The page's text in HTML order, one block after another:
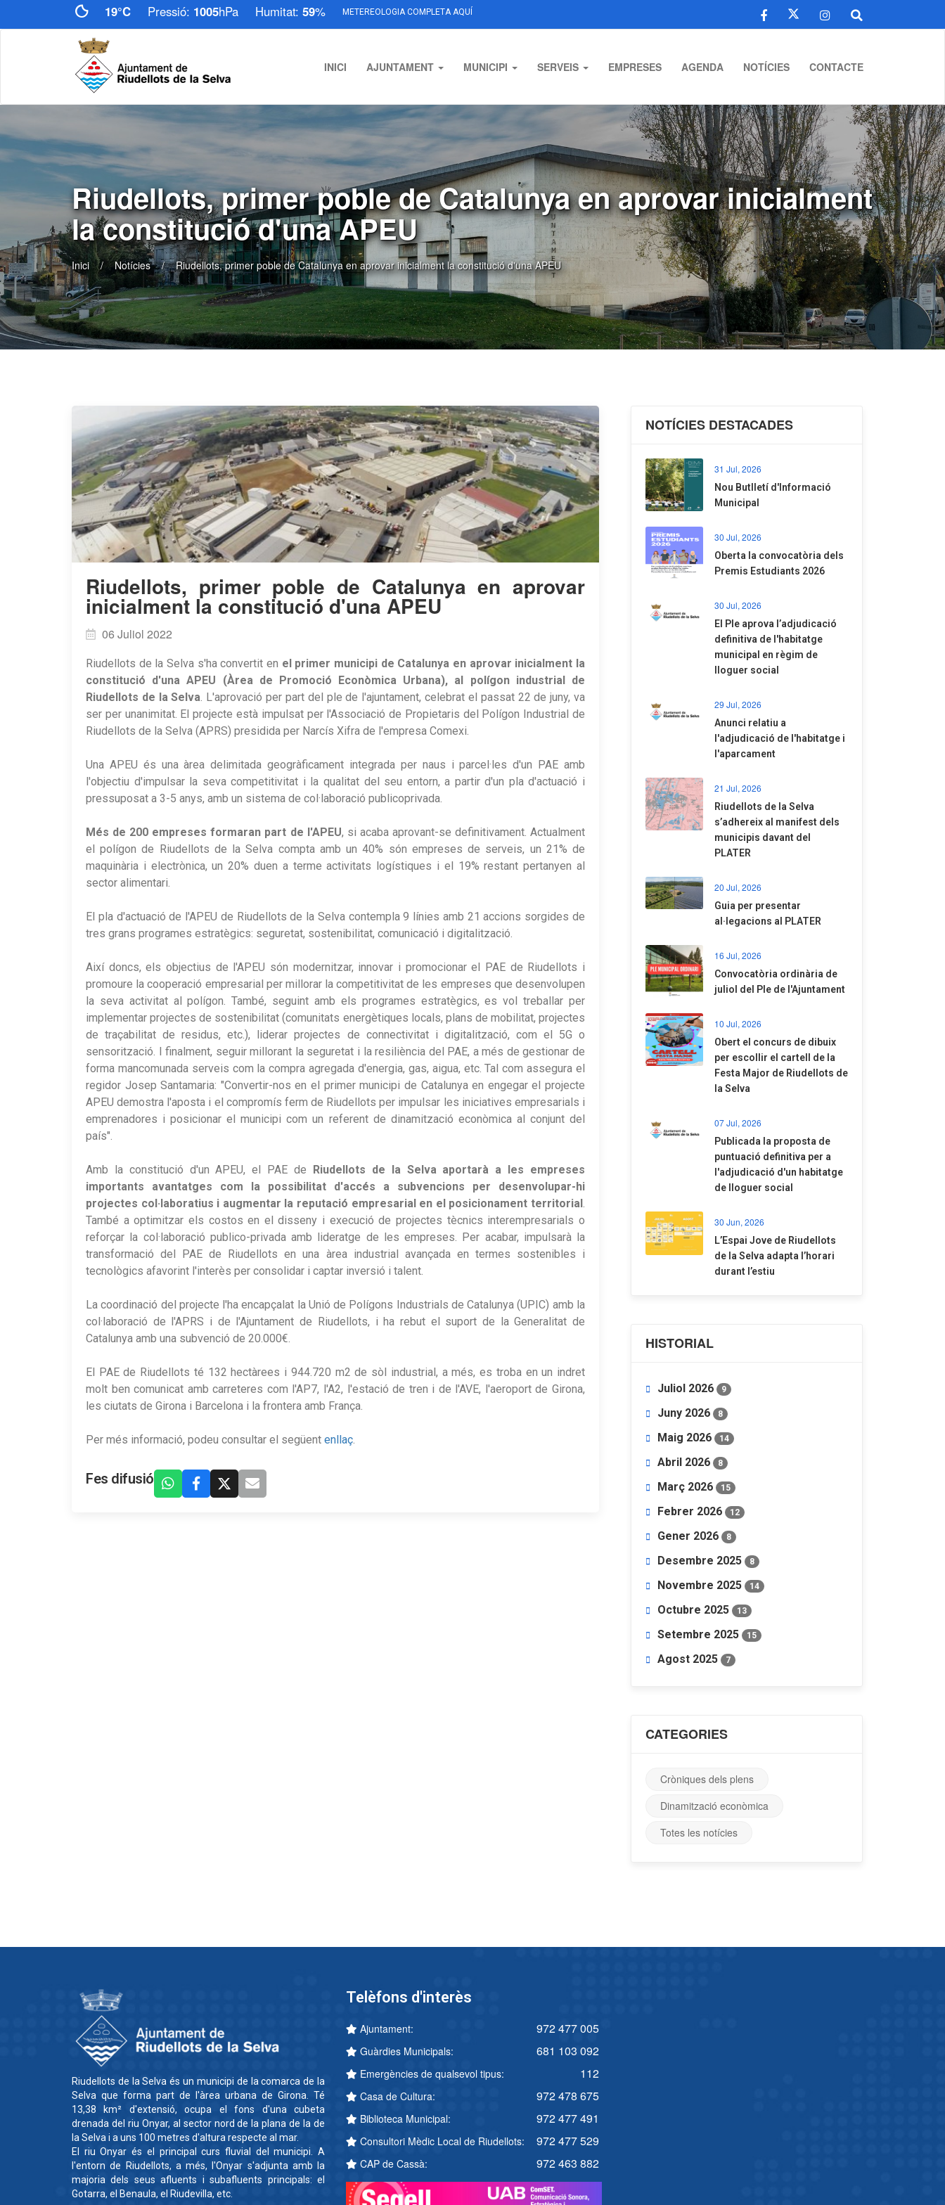
19°C Pressió: 1005hPa Humitat: 59% METEREOLOGIA COMPLETA AQUÍ
INICI AJUNTAMENT MUNICIPI SERVEIS EMPRESES AGENDA NOTÍCIES CONTACTE
Riudellots, primer poble de Catalunya en aprovar inicialment
la constitució d'una APEU
Inici Notícies Riudellots, primer poble de Catalunya en aprovar inicialment la constitució d'una APEU
Riudellots, primer poble de Catalunya en aprovar
inicialment la constitució d'una APEU
06 Juliol 2022
Riudellots de la Selva s'ha convertit en el primer municipi de Catalunya en aprovar inicialment la
constitució d'una APEU (Àrea de Promoció Econòmica Urbana), al polígon industrial de
Riudellots de la Selva. L'aprovació per part del ple de l'ajuntament, celebrat el passat 22 de juny, va
ser per unanimitat. El projecte està impulsat per l'Associació de Propietaris del Polígon Industrial de
Riudellots de la Selva (APRS) presidida per Narcís Xifra de l'empresa Comexi.
Una APEU és una àrea delimitada geogràficament integrada per naus i parcel·les d'un PAE amb
l'objectiu d'impulsar la seva competitivitat i la qualitat del seu entorn, a partir d'un pla d'actuació i
pressuposat a 3-5 anys, amb un sistema de col·laboració publicoprivada.
Més de 200 empreses formaran part de l'APEU, si acaba aprovant-se definitivament. Actualment
el polígon de Riudellots de la Selva compta amb un 40% són empreses de serveis, un 21% de
maquinària i electrònica, un 20% duen a terme activitats logístiques i el 19% restant pertanyen al
sector alimentari.
El pla d'actuació de l'APEU de Riudellots de la Selva contempla 9 línies amb 21 accions sorgides de
tres grans programes estratègics: seguretat, sostenibilitat, comunicació i digitalització.
Així doncs, els objectius de l'APEU són modernitzar, innovar i promocionar el PAE de Riudellots i
promoure la cooperació empresarial per millorar la competitivitat de les empreses que desenvolupen
la seva activitat al polígon. També, seguint amb els programes estratègics, es vol treballar per
implementar projectes de sostenibilitat (comunitats energètiques locals, plans de mobilitat, projectes
de traçabilitat de residus, etc.), liderar projectes de connectivitat i digitalització, com el 5G o
sensorització. I finalment, seguir millorant la seguretat i la resiliència del PAE, a més de gestionar de
forma mancomunada serveis com la compra agregada d'energia, gas, aigua, etc. Tal com assegura el
regidor Josep Santamaria: "Convertir-nos en el primer municipi de Catalunya en engegar el projecte
APEU demostra l'aposta i el compromís ferm de Riudellots per impulsar les iniciatives empresarials i
emprenadores i posicionar el municipi com un referent de dinamització econòmica al conjunt del
país".
Amb la constitució d'un APEU, el PAE de Riudellots de la Selva aportarà a les empreses
importants avantatges com la possibilitat d'accés a subvencions per desenvolupar-hi
projectes col·laboratius i augmentar la reputació empresarial en el posicionament territorial.
També a optimitzar els costos en el disseny i execució de projectes tècnics interempresarials o
reforçar la col·laboració publico-privada amb lideratge de les empreses. Per acabar, impulsarà la
transformació del PAE de Riudellots en una àrea industrial avançada en termes sostenibles i
tecnològics afavorint l'interès per consolidar i captar inversió i talent.
La coordinació del projecte l'ha encapçalat la Unió de Polígons Industrials de Catalunya (UPIC) amb la
col·laboració de l'APRS i de l'Ajuntament de Riudellots, i ha rebut el suport de la Generalitat de
Catalunya amb una subvenció de 20.000€.
El PAE de Riudellots té 132 hectàrees i 944.720 m2 de sòl industrial, a més, es troba en un indret
molt ben comunicat amb carreteres com l'AP7, l'A2, l'estació de tren i de l'AVE, l'aeroport de Girona,
les ciutats de Girona i Barcelona i la frontera amb França.
Per més informació, podeu consultar el següent enllaç.
Fes difusió
NOTÍCIES DESTACADES
31 Jul, 2026
Nou Butlletí d'Informació
Municipal
30 Jul, 2026
Oberta la convocatòria dels
Premis Estudiants 2026
30 Jul, 2026
El Ple aprova l’adjudicació
definitiva de l'habitatge
municipal en règim de
lloguer social
29 Jul, 2026
Anunci relatiu a
l'adjudicació de l'habitatge i
l'aparcament
21 Jul, 2026
Riudellots de la Selva
s’adhereix al manifest dels
municipis davant del
PLATER
20 Jul, 2026
​Guia per presentar
al·legacions al PLATER
16 Jul, 2026
Convocatòria ordinària de
juliol del Ple de l'Ajuntament
10 Jul, 2026
​Obert el concurs de dibuix
per escollir el cartell de la
Festa Major de Riudellots de
la Selva
07 Jul, 2026
​Publicada la proposta de
puntuació definitiva per a
l'adjudicació d'un habitatge
de lloguer social
30 Jun, 2026
​L’Espai Jove de Riudellots
de la Selva adapta l’horari
durant l’estiu
HISTORIAL
Juliol 2026 9
Juny 2026 8
Maig 2026 14
Abril 2026 8
Març 2026 15
Febrer 2026 12
Gener 2026 8
Desembre 2025 8
Novembre 2025 14
Octubre 2025 13
Setembre 2025 15
Agost 2025 7
CATEGORIES
Cròniques dels plens
Dinamització econòmica
Totes les notícies
Riudellots de la Selva és un municipi de la comarca de la
Selva que forma part de l'àrea urbana de Girona. Té
13,38 km² d'extensió, ocupa el fons d'una cubeta
drenada del riu Onyar, al sector nord de la plana de la de
la Selva i a uns 100 metres d'altura respecte al mar.
El riu Onyar és el principal curs fluvial del municipi. A
l'entorn de Riudellots, a més, l'Onyar s'adjunta amb la
majoria dels seus afluents i subafluents principals: el
Gotarra, el Benaula, el Riudevilla, etc.
Telèfons d'interès
Ajuntament: 972 477 005
Guàrdies Municipals: 681 103 092
Emergències de qualsevol tipus: 112
Casa de Cultura: 972 478 675
Biblioteca Municipal: 972 477 491
Consultori Mèdic Local de Riudellots: 972 477 529
CAP de Cassà: 972 463 882